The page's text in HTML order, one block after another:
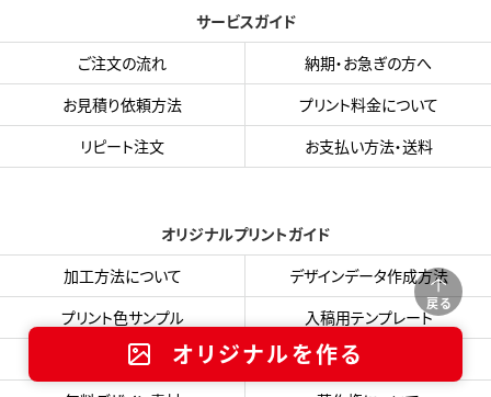
戻る
オリジナルを作る
サービスガイド
ご注文の流れ
納期・お急ぎの方へ
お見積り依頼方法
プリント料金について
リピート注文
お支払い方法・送料
オリジナルプリントガイド
加工方法について
デザインデータ作成方法
プリント色サンプル
入稿用テンプレート
フォント・書体集
データ入稿フォーム